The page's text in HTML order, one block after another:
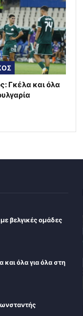
Γκέλα και όλα
βελγικές ομάδες
και όλα για όλα στη